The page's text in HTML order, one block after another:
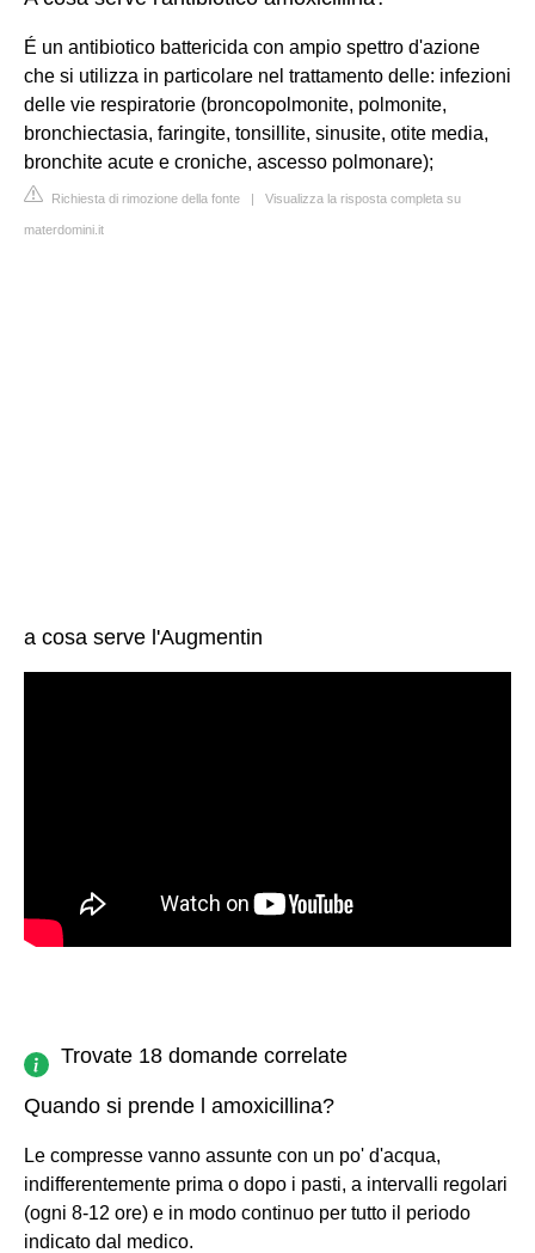
É un antibiotico battericida con ampio spettro d'azione
che si utilizza in particolare nel trattamento delle: infezioni
delle vie respiratorie (broncopolmonite, polmonite,
bronchiectasia, faringite, tonsillite, sinusite, otite media,
bronchite acute e croniche, ascesso polmonare);
Richiesta di rimozione della fonte | Visualizza la risposta completa su
materdomini.it
a cosa serve l'Augmentin
Trovate 18 domande correlate
Quando si prende l amoxicillina?
Le compresse vanno assunte con un po' d'acqua,
indifferentemente prima o dopo i pasti, a intervalli regolari
(ogni 8-12 ore) e in modo continuo per tutto il periodo
indicato dal medico.